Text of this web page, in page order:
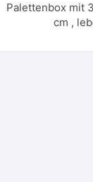
Palettenbox mit
cm ,